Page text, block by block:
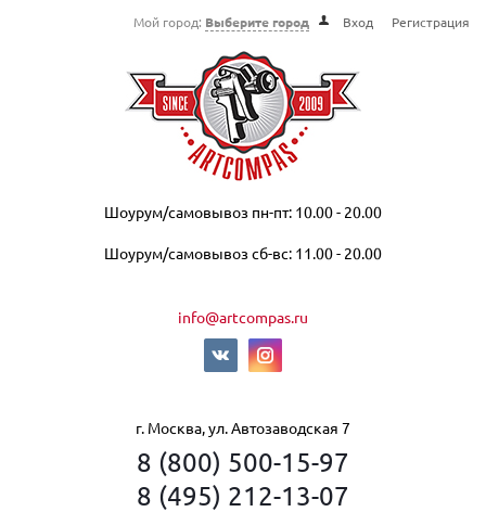
Мой город: Выберите город Вход Регистрация
Шоурум/самовывоз пн-пт: 10.00 - 20.00
Шоурум/самовывоз сб-вс: 11.00 - 20.00
info@artcompas.ru
г. Москва, ул. Автозаводская 7
8 (800) 500-15-97
8 (495) 212-13-07